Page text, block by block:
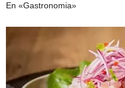
En «Gastronomia»